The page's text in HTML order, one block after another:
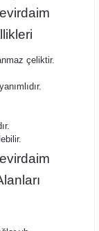
çeliktir.